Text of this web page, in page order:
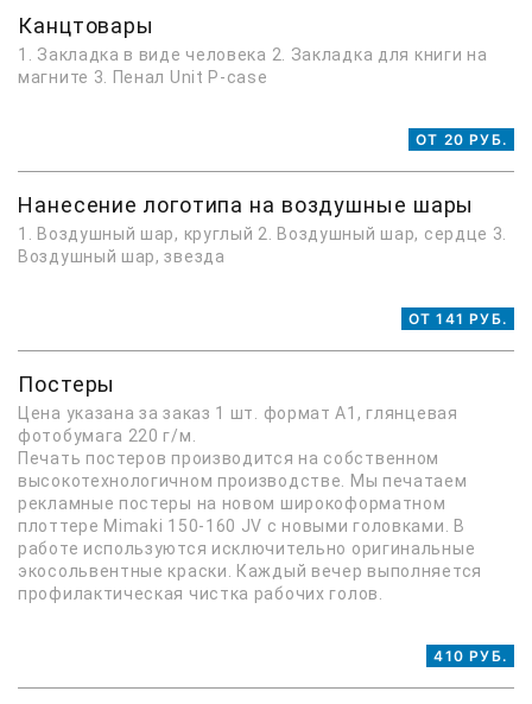
Канцтовары
1. Закладка в виде человека 2. Закладка для книги на
магните 3. Пенал Unit P-case
ОТ 20 РУБ.
Нанесение логотипа на воздушные шары
1. Воздушный шар, круглый 2. Воздушный шар, сердце 3.
Воздушный шар, звезда
ОТ 141 РУБ.
Постеры
Цена указана за заказ 1 шт. формат А1, глянцевая
фотобумага 220 г/м.
Печать постеров производится на собственном
высокотехнологичном производстве. Мы печатаем
рекламные постеры на новом широкоформатном
плоттере Mimaki 150-160 JV с новыми головками. В
работе используются исключительно оригинальные
экосольвентные краски. Каждый вечер выполняется
профилактическая чистка рабочих голов.
410 РУБ.